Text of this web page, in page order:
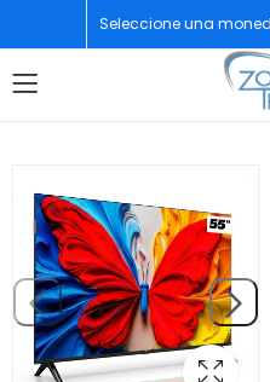
Seleccione una